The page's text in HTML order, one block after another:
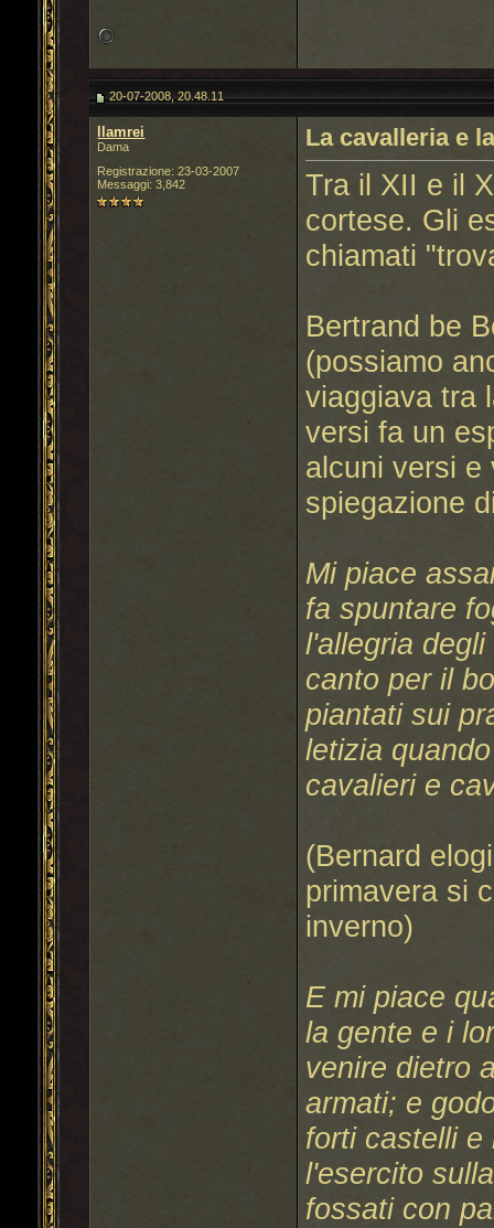
20-07-2008, 20.48.11
llamrei
Dama
Registrazione: 23-03-2007
Messaggi: 3,842
La cavalleria e
Tra il XII e il
cortese. Gli
chiamati
Bertrand be
(possiamo
viaggiava tra
versi fa un
alcuni versi e
spiegazione
Mi piace
fa spuntare
l'allegria
canto per il
piantati sui
letizia
cavalieri e
(Bernard
primavera si
inverno)
E mi piace
la gente e i
venire dietro
armati; e
forti castelli e
l'esercito
fossati con